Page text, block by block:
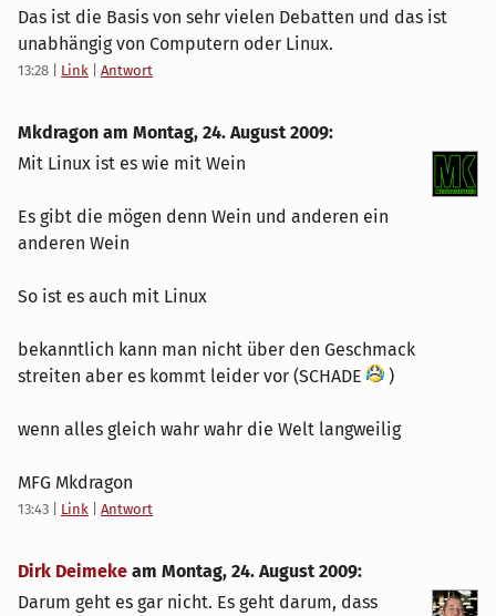
Das ist die Basis von sehr vielen Debatten und das ist
unabhängig von Computern oder Linux.
13:28 Link Antwort
Mkdragon am Montag, 24. August 2009:
Mit Linux ist es wie mit Wein
Es gibt die mögen denn Wein und anderen ein
anderen Wein
So ist es auch mit Linux
bekanntlich kann man nicht über den Geschmack
streiten aber es kommt leider vor (SCHADE
)
wenn alles gleich wahr wahr die Welt langweilig
MFG Mkdragon
13:43 Link Antwort
Dirk Deimeke am Montag, 24. August 2009:
Darum geht es gar nicht. Es geht darum, dass